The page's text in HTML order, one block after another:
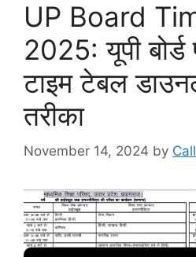
UP Board
2025: यूपी बोर्ड
टाइम टेबल
तरीका
November 14, 2024 by